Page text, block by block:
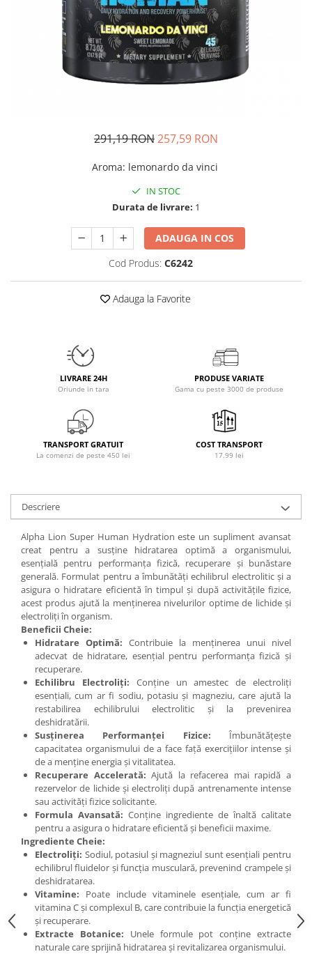
Vitamine bărbați / femei
Îngrijire personală
Kevin Levrone
Power System
Puritan`s Pride
Raw Nutrition
Rich Piana 5% Nutrition
RIPT
Scitec
Scivation
Skill Nutrition
Smart Shake
Swanson
Under Armour
Universal
Vitargo
Weider
Zenana
291,19 RON257,59 RON
Aroma: lemonardo da vinci
IN STOC
Durata de livrare: 1
ADAUGA IN COS
Cod Produs: C6242
Adauga la Favorite
LIVRARE 24H
Oriunde in tara
PRODUSE VARIATE
Gama cu peste 3000 de produse
TRANSPORT GRATUIT
La comenzi de peste 450 lei
COST TRANSPORT
17.99 lei
Descriere
Alpha Lion Super Human Hydration este un supliment avansat
creat pentru a susține hidratarea optimă a organismului,
esențială pentru performanța fizică, recuperare și bunăstare
generală. Formulat pentru a îmbunătăți echilibrul electrolitic și a
asigura o hidratare eficientă în timpul și după activitățile fizice,
acest produs ajută la menținerea nivelurilor optime de lichide și
electroliți în organism.
Beneficii Cheie:
Hidratare Optimă: Contribuie la menținerea unui nivel
adecvat de hidratare, esențial pentru performanța fizică și
recuperare.
Echilibru Electroliți: Conține un amestec de electroliți
esențiali, cum ar fi sodiu, potasiu și magneziu, care ajută la
restabilirea echilibrului electrolitic și la prevenirea
deshidratării.
Susținerea Performanței Fizice: Îmbunătățește
capacitatea organismului de a face față exercițiilor intense și
de a menține energia și vitalitatea.
Recuperare Accelerată: Ajută la refacerea mai rapidă a
rezervelor de lichide și electroliți după antrenamente intense
sau activități fizice solicitante.
Formula Avansată: Conține ingrediente de înaltă calitate
pentru a asigura o hidratare eficientă și beneficii maxime.
Ingrediente Cheie:
Electroliți: Sodiul, potasiul și magneziul sunt esențiali pentru
echilibrul fluidelor și funcția musculară, prevenind crampele și
deshidratarea.
Vitamine: Poate include vitaminele esențiale, cum ar fi
vitamina C și complexul B, care contribuie la funcția energetică
și recuperare.
Extracte Botanice: Unele formule pot conține extracte
naturale care sprijină hidratarea și revitalizarea organismului.